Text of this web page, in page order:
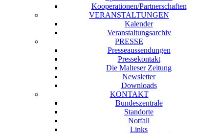
Kooperationen/Partnerschaften
VERANSTALTUNGEN
Kalender
Veranstaltungsarchiv
PRESSE
Presseaussendungen
Pressekontakt
Die Malteser Zeitung
Newsletter
Downloads
KONTAKT
Bundeszentrale
Standorte
Notfall
Links